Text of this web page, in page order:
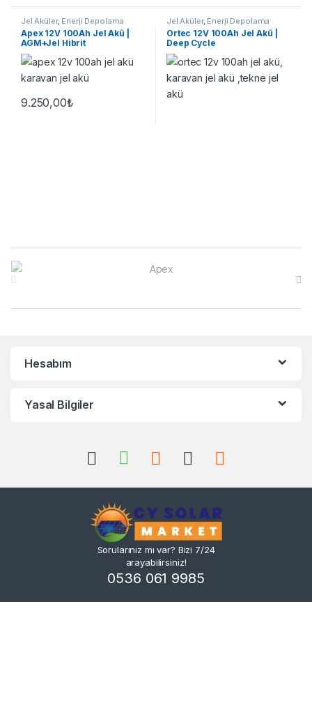
Jel Aküler, Enerji Depolama
Apex 12V 100Ah Jel Akü |
AGM+Jel Hibrit
9.250,00₺
Jel Aküler, Enerji Depolama
Ortec 12V 100Ah Jel Akü |
Deep Cycle
Brands Carousel
Hesabım
Yasal Bilgiler
Sorularınız mı var? Bizi 7/24
arayabilirsiniz!
0536 061 9985